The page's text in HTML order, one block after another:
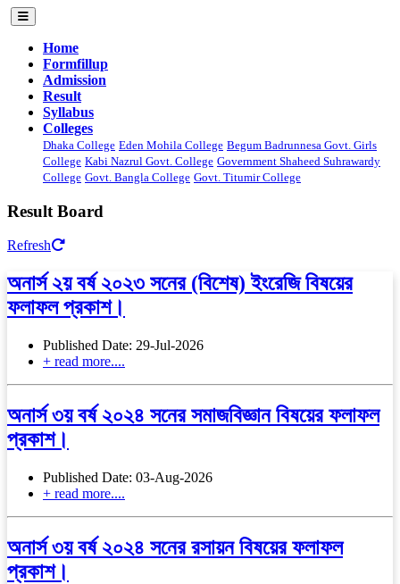
Home
Formfillup
Admission
Result
Syllabus
Colleges
Dhaka College Eden Mohila College Begum Badrunnesa Govt. Girls
College Kabi Nazrul Govt. College Government Shaheed Suhrawardy
College Govt. Bangla College Govt. Titumir College
Result Board
Refresh
অনার্স ২য় বর্ষ ২০২৩ সনের (বিশেষ) ইংরেজি বিষয়ের
ফলাফল প্রকাশ।
Published Date: 29-Jul-2026
+ read more....
অনার্স ৩য় বর্ষ ২০২৪ সনের সমাজবিজ্ঞান বিষয়ের ফলাফল
প্রকাশ।
Published Date: 03-Aug-2026
+ read more....
অনার্স ৩য় বর্ষ ২০২৪ সনের রসায়ন বিষয়ের ফলাফল
প্রকাশ।